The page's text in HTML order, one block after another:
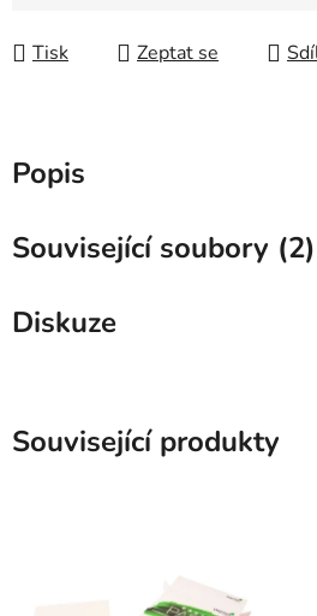
Tisk Zeptat se
Popis
Související soubory (2)
Diskuze
Související produkty